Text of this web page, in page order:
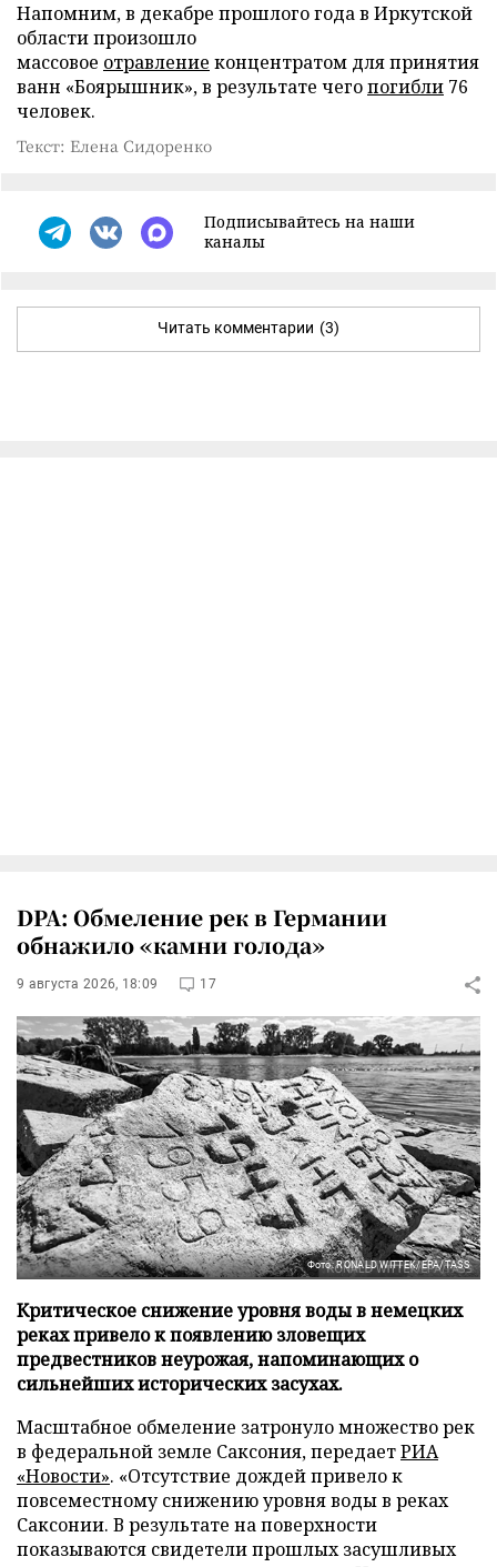
Напомним, в декабре прошлого года в Иркутской
области произошло
массовое отравление концентратом для принятия
ванн «Боярышник», в результате чегопогибли 76
человек.
Текст: Елена Сидоренко
Подписывайтесь на наши
каналы
Читать комментарии (3)
DPA: Обмеление рек в Германии
обнажило «камни голода»
9 августа 2026, 18:09 17
Фото: RONALD WITTEK/EPA/TASS
Критическое снижение уровня воды в немецких
реках привело к появлению зловещих
предвестников неурожая, напоминающих о
сильнейших исторических засухах.
Масштабное обмеление затронуло множество рек
в федеральной земле Саксония, передаетРИА
«Новости». «Отсутствие дождей привело к
повсеместному снижению уровня воды в реках
Саксонии. В результате на поверхности
показываются свидетели прошлых засушливых